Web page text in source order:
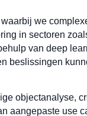
we
in sectoren
van deep
beslissingen
objectanalyse,
aangepaste use